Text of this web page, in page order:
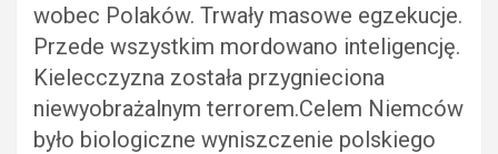
wobec Polaków. Trwały masowe egzekucje.
Przede wszystkim mordowano inteligencję.
Kielecczyzna została przygnieciona
niewyobrażalnym terrorem.Celem Niemców
było biologiczne wyniszczenie polskiego